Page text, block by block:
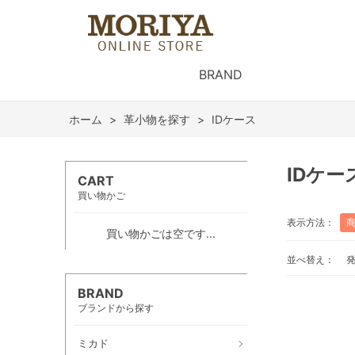
BRAND
ホーム > 革小物を探す > IDケース
CART
買い物かご
買い物かごは空です...
BRAND
ブランドから探す
ミカド
IDケー
表示方法：
並べ替え：